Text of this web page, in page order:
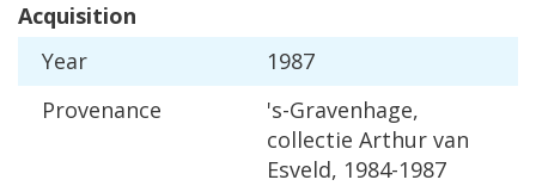
Acquisition
Year
1987
Provenance
's-Gravenhage,
collectie Arthur van
Esveld, 1984-1987